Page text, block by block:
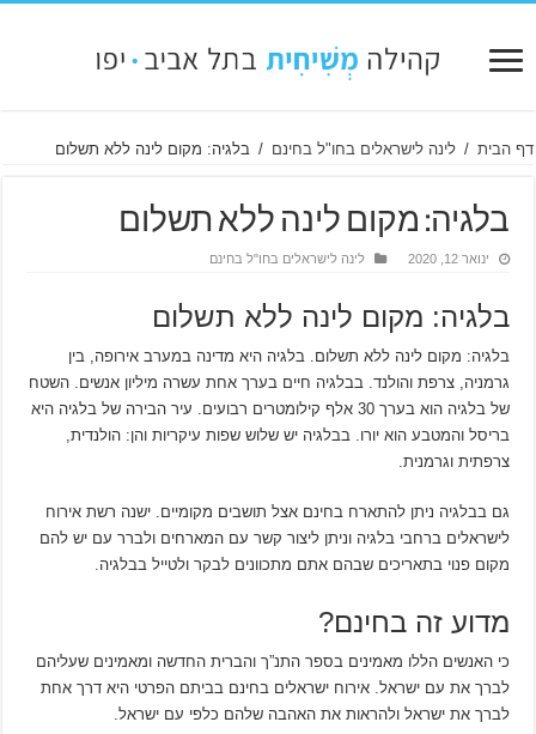
דף הבית / לינה לישראלים בחו"ל בחינם / בלגיה: מקום לינה ללא תשלום
בלגיה: מקום לינה ללא תשלום
ינואר 12, 2020 לינה לישראלים בחו"ל בחינם
בלגיה: מקום לינה ללא תשלום
בלגיה: מקום לינה ללא תשלום. בלגיה היא מדינה במערב אירופה, בין
גרמניה, צרפת והולנד. בבלגיה חיים בערך אחת עשרה מיליון אנשים. השטח
של בלגיה הוא בערך 30 אלף קילומטרים רבועים. עיר הבירה של בלגיה היא
בריסל והמטבע הוא יורו. בבלגיה יש שלוש שפות עיקריות והן: הולנדית,
צרפתית וגרמנית.
גם בבלגיה ניתן להתארח בחינם אצל תושבים מקומיים. ישנה רשת אירוח
לישראלים ברחבי בלגיה וניתן ליצור קשר עם המארחים ולברר עם יש להם
מקום פנוי בתאריכים שבהם אתם מתכוונים לבקר ולטייל בבלגיה.
מדוע זה בחינם?
כי האנשים הללו מאמינים בספר התנ”ך והברית החדשה ומאמינים שעליהם
לברך את עם ישראל. אירוח ישראלים בחינם בביתם הפרטי היא דרך אחת
לברך את ישראל ולהראות את האהבה שלהם כלפי עם ישראל.